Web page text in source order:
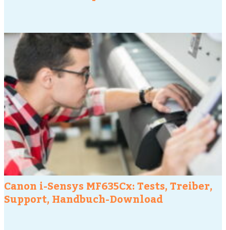
Canon i-Sensys MF635Cx: Tests, Treiber,
Support, Handbuch-Download